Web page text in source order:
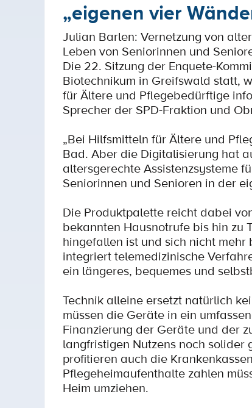
„eigenen vier
Julian Barlen: Vernetzung von
Leben von Seniorinnen und
Die 22. Sitzung der Enquete-
Biotechnikum in Greifswald statt,
für Ältere und Pflegebedürftige
Sprecher der SPD-Fraktion und
„Bei Hilfsmitteln für Ältere und
Bad. Aber die Digitalisierung hat
altersgerechte Assistenzsysteme
Seniorinnen und Senioren in der
Die Produktpalette reicht dabei
bekannten Hausnotrufe bis hin zu
hingefallen ist und sich nicht
integriert telemedizinische
ein längeres, bequemes und
Technik alleine ersetzt natürlich
müssen die Geräte in ein
Finanzierung der Geräte und der
langfristigen Nutzens noch
profitieren auch die
Pflegeheimaufenthalte zahlen
Heim umziehen.